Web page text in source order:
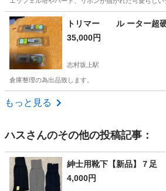
東京 立川市 西立川駅
トリマー ル ーター超硬
35,000円
志村坂上駅
倉庫整理の為出品致します。
東京 板橋区
もっと見る
ハスさんのその他の投稿記事：
紳士用靴下【新品】７足
4,000円